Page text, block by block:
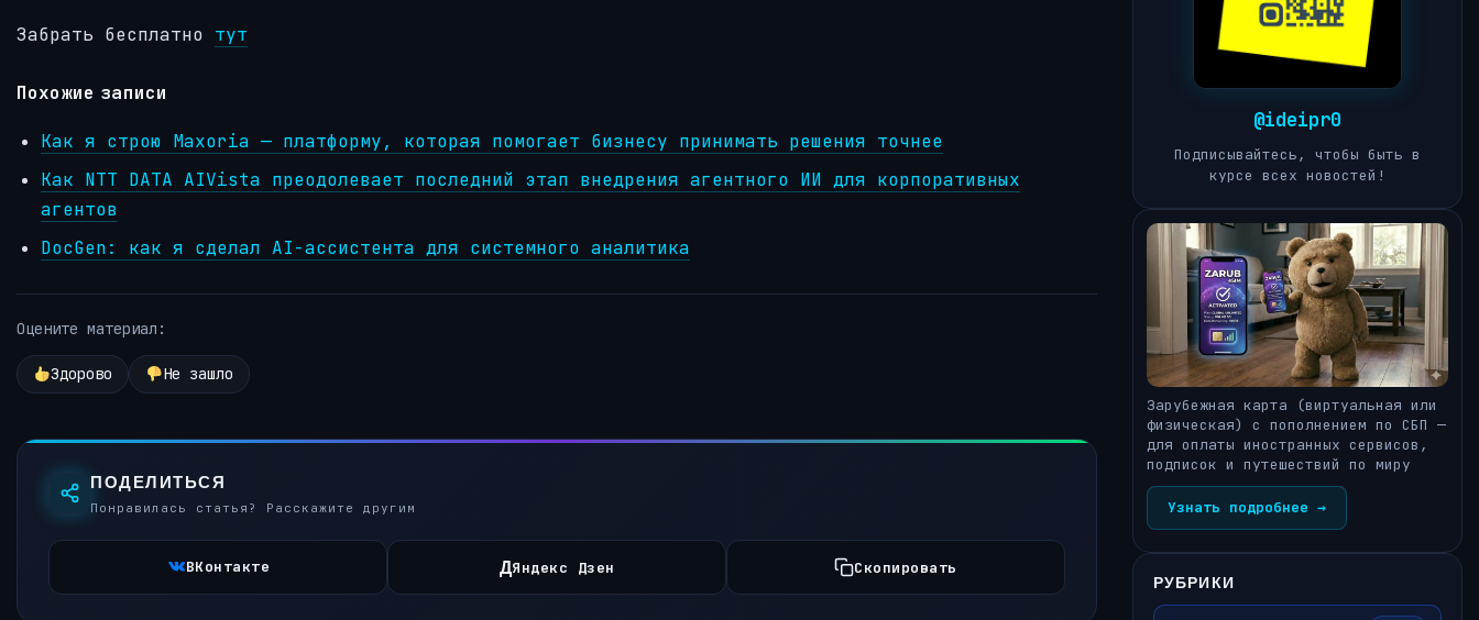
Забрать бесплатно тут
Похожие записи
Как я строю Maxoria — платформу, которая помогает бизнесу принимать решения точнее
Как NTT DATA AIVista преодолевает последний этап внедрения агентного ИИ для корпоративных
агентов
DocGen: как я сделал AI-ассистента для системного аналитика
Оцените материал:
Здорово Не зашло
ПОДЕЛИТЬСЯ
Понравилась статья? Расскажите другим
ВКонтакте ДЯндекс Дзен Скопировать
@ideipr0
Подписывайтесь, чтобы быть в
курсе всех новостей!
Зарубежная карта (виртуальная или
физическая) с пополнением по СБП —
для оплаты иностранных сервисов,
подписок и путешествий по миру
Узнать подробнее →
РУБРИКИ